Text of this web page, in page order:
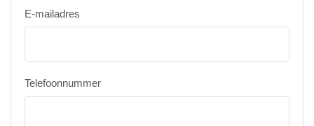
E-mailadres
Telefoonnummer